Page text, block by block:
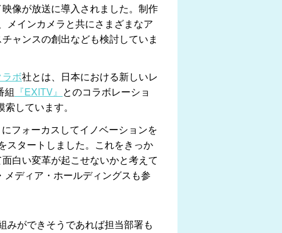
像が放送に導入されました。制作
メインカメラと共にさまざまなア
ャンスの創出なども検討していま
ボ社とは、日本における新しいレ
組 『EXITV』 とのコラボレーショ
しています。
フォーカスしてイノベーションを
スタートしました。これをきっか
白い変革が起こせないかと考えて
ディア・ホールディングスも参
みができそうであれば担当部署も